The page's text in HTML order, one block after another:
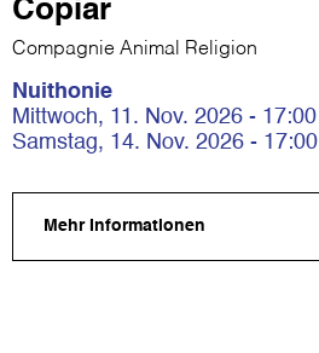
Copiar
Compagnie Animal Religion
Nuithonie
Mittwoch, 11. Nov. 2026 - 17:00
Samstag, 14. Nov. 2026 - 17:00
Mehr Informationen